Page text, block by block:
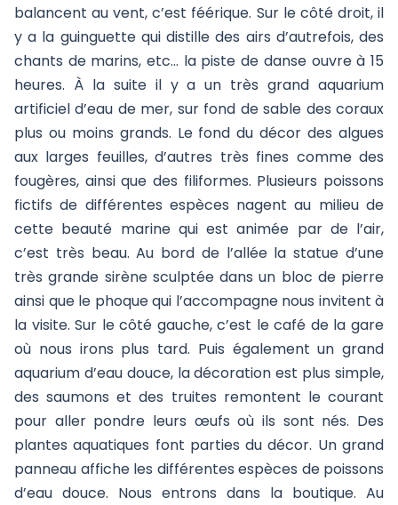
balancent au vent, c’est féérique. Sur le côté droit, il
y a la guinguette qui distille des airs d’autrefois, des
chants de marins, etc… la piste de danse ouvre à 15
heures. À la suite il y a un très grand aquarium
artificiel d’eau de mer, sur fond de sable des coraux
plus ou moins grands. Le fond du décor des algues
aux larges feuilles, d’autres très fines comme des
fougères, ainsi que des filiformes. Plusieurs poissons
fictifs de différentes espèces nagent au milieu de
cette beauté marine qui est animée par de l’air,
c’est très beau. Au bord de l’allée la statue d’une
très grande sirène sculptée dans un bloc de pierre
ainsi que le phoque qui l’accompagne nous invitent à
la visite. Sur le côté gauche, c’est le café de la gare
où nous irons plus tard. Puis également un grand
aquarium d’eau douce, la décoration est plus simple,
des saumons et des truites remontent le courant
pour aller pondre leurs œufs où ils sont nés. Des
plantes aquatiques font parties du décor. Un grand
panneau affiche les différentes espèces de poissons
d’eau douce. Nous entrons dans la boutique. Au